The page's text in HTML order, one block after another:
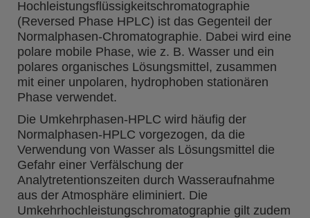
Hochleistungsflüssigkeitschromatographie
(Reversed Phase HPLC) ist das Gegenteil der
Normalphasen-Chromatographie. Dabei wird eine
polare mobile Phase, wie z. B. Wasser und ein
polares organisches Lösungsmittel, zusammen
mit einer unpolaren, hydrophoben stationären
Phase verwendet.
Die Umkehrphasen-HPLC wird häufig der
Normalphasen-HPLC vorgezogen, da die
Verwendung von Wasser als Lösungsmittel die
Gefahr einer Verfälschung der
Analytretentionszeiten durch Wasseraufnahme
aus der Atmosphäre eliminiert. Die
Umkehrhochleistungschromatographie gilt zudem